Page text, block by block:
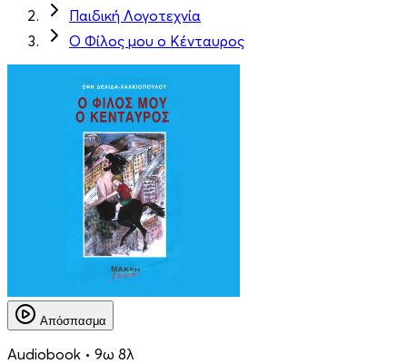
Παιδική Λογοτεχνία
Ο Φίλος μου ο Κένταυρος
Απόσπασμα
Audiobook • 9ω 8λ